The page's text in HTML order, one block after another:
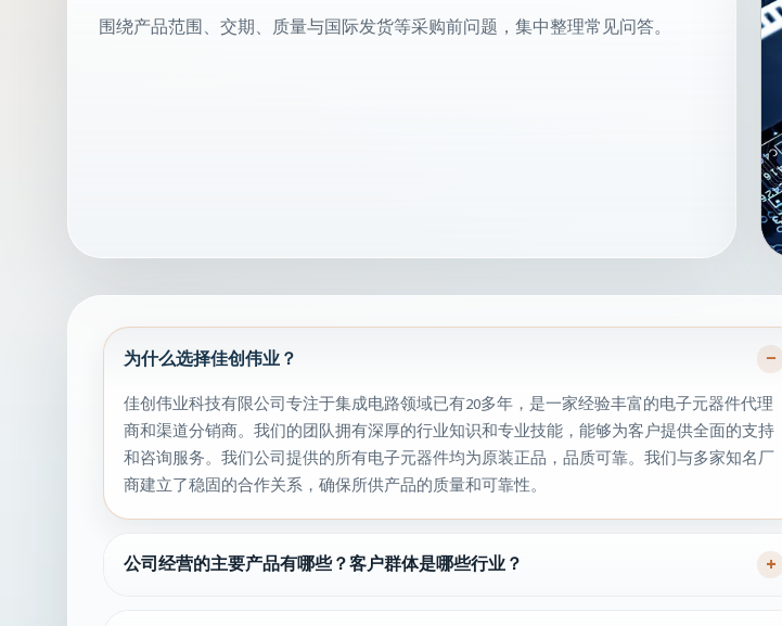
围绕产品范围、交期、质量与国际发货等采购前问题，集中整理常见问答。
为什么选择佳创伟业？ −
佳创伟业科技有限公司专注于集成电路领域已有20多年，是一家经验丰富的电子元器件代理
商和渠道分销商。我们的团队拥有深厚的行业知识和专业技能，能够为客户提供全面的支持
和咨询服务。我们公司提供的所有电子元器件均为原装正品，品质可靠。我们与多家知名厂
商建立了稳固的合作关系，确保所供产品的质量和可靠性。
公司经营的主要产品有哪些？客户群体是哪些行业？ +